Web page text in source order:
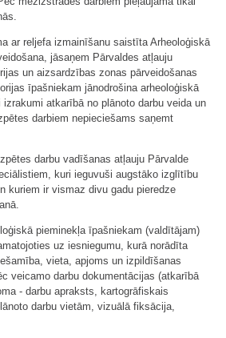
ar reljefa izmainīšanu saistīta Arheoloģiskā
jāsaņem Pārvaldes atļauju
un aizsardzības zonas pārveidošanas
īpašniekam jānodrošina arheoloģiskā
atkarībā no plānoto darbu veida un
darbiem nepieciešams saņemt
darbu vadīšanas atļauju Pārvalde
kuri ieguvuši augstāko izglītību
kuriem ir vismaz divu gadu pieredze
pieminekļa īpašniekam (valdītājam)
uz iesniegumu, kurā norādīta
vieta, apjoms un izpildīšanas
veicamo darbu dokumentācijas (atkarībā
- darbu apraksts, kartogrāfiskais
darbu vietām, vizuālā fiksācija,